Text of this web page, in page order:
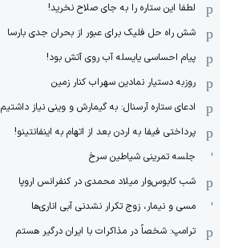
لطفا این ستاره را به جای صلاح نخرید!
شش راه حل فلیک برای عبور از بحران جدی بارسا
پیام احساسی یایسله آب روی آتش بود!
روزبه دستیار نمادین سهراب کنار زمین
ادعای ستاره آرسنال: به گیمارش و وینی نیاز داشتیم
پرداختی فیفا به اردن بعد از اتهام به اینفانتینو!
جلسه تمرینی شیاطین سرخ
شب کابوس‌وار میلاد محمدی در کنفرانس اروپا
مسی و نیمار، زوج تکرار نشدنی آبی اناری‌ها
ترامپ: شخصاً در مذاکرات با ایران درگیر هستم